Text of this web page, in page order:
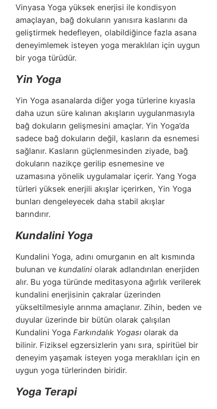
Vinyasa Yoga yüksek enerjisi ile kondisyon
amaçlayan, bağ dokuların yanısıra kaslarını da
geliştirmek hedefleyen, olabildiğince fazla asana
deneyimlemek isteyen yoga meraklıları için uygun
bir yoga türüdür.
Yin Yoga
Yin Yoga asanalarda diğer yoga türlerine kıyasla
daha uzun süre kalınan akışların uygulanmasıyla
bağ dokuların gelişmesini amaçlar. Yin Yoga’da
sadece bağ dokuların değil, kasların da esnemesi
sağlanır. Kasların güçlenmesinden ziyade, bağ
dokuların nazikçe gerilip esnemesine ve
uzamasına yönelik uygulamalar içerir. Yang Yoga
türleri yüksek enerjili akışlar içerirken, Yin Yoga
bunları dengeleyecek daha stabil akışlar
barındırır.
Kundalini Yoga
Kundalini Yoga, adını omurganın en alt kısmında
bulunan ve kundalini olarak adlandırılan enerjiden
alır. Bu yoga türünde meditasyona ağırlık verilerek
kundalini enerjisinin çakralar üzerinden
yükseltilmesiyle arınma amaçlanır. Zihin, beden ve
duyular üzerinde bir bütün olarak çalışılan
Kundalini Yoga Farkındalık Yogası olarak da
bilinir. Fiziksel egzersizlerin yanı sıra, spiritüel bir
deneyim yaşamak isteyen yoga meraklıları için en
uygun yoga türlerinden biridir.
Yoga Terapi